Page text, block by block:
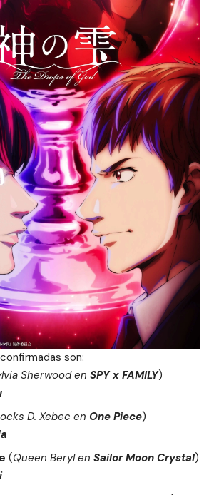
son:
Sherwood en SPY x FAMILY)
D. Xebec en One Piece)
(Queen Beryl en Sailor Moon Crystal)